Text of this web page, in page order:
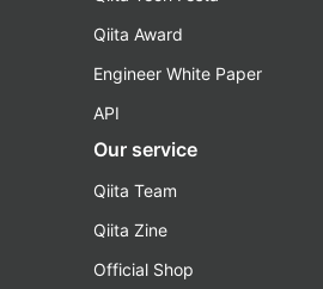
Qiita Award
Engineer White Paper
API
Our service
Qiita Team
Qiita Zine
Official Shop